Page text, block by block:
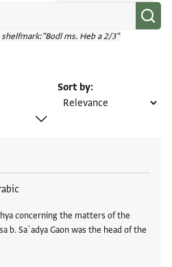
shelfmark:"Bodl ms. Heb a 2/3"
Sort by
concerning the matters of the
b. Saʿadya Gaon was the head of the